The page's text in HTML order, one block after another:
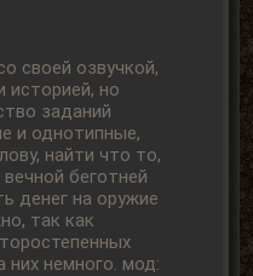
своей озвучкой,
историей, но
заданий
и однотипные,
найти что то,
беготней
денег на оружие
так как
них немного. мод: